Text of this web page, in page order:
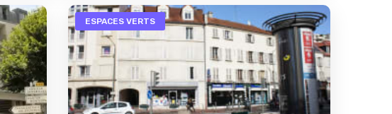
ESPACES VERTS